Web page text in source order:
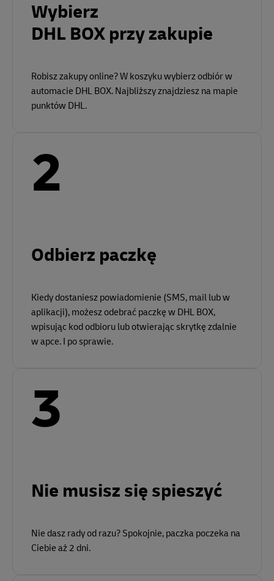
Wybierz
DHL BOX przy zakupie
Robisz zakupy online? W koszyku wybierz odbiór w
automacie DHL BOX. Najbliższy znajdziesz na mapie
punktów DHL.
2
Odbierz paczkę
Kiedy dostaniesz powiadomienie (SMS, mail lub w
aplikacji), możesz odebrać paczkę w DHL BOX,
wpisując kod odbioru lub otwierając skrytkę zdalnie
w apce. I po sprawie.
3
Nie musisz się spieszyć
Nie dasz rady od razu? Spokojnie, paczka poczeka na
Ciebie aż 2 dni.